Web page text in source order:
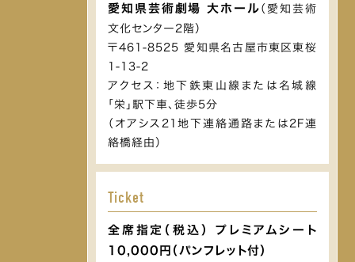
愛知県芸術劇場 大ホール （愛知芸術
文化センター2階）
〒461-8525 愛知県名古屋市東区東桜
1-13-2
アクセス：地下鉄東山線または名城線
「栄」駅下車、徒歩5分
（オアシス21地下連絡通路または2F連
絡橋経由）
Ticket
全席指定（税込） プレミアムシート
10,000円（パンフレット付）